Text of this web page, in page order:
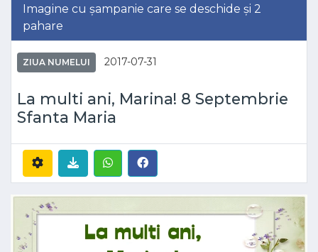
Imagine cu șampanie care se deschide și 2
pahare
ZIUA NUMELUI 2017-07-31
La multi ani, Marina! 8 Septembrie
Sfanta Maria